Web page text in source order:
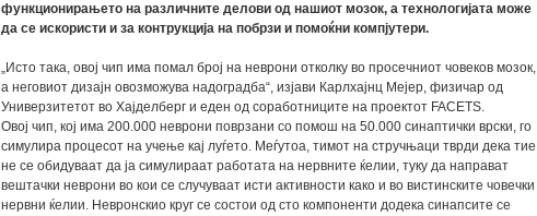
функционирањето на различните делови од нашиот мозок, а технологијата може
да се искористи и за контрукција на побрзи и помоќни компјутери.
„Исто така, овој чип има помал број на неврони отколку во просечниот човеков мозок,
а неговиот дизајн овозможува надоградба“, изјави Карлхајнц Мејер, физичар од
Универзитетот во Хајделберг и еден од соработниците на проектот FACETS.
Овој чип, кој има 200.000 неврони поврзани со помош на 50.000 синаптички врски, го
симулира процесот на учење кај луѓето. Меѓутоа, тимот на стручњаци тврди дека тие
не се обидуваат да ја симулираат работата на нервните ќелии, туку да направат
вештачки неврони во кои се случуваат исти активности како и во вистинските човечки
нервни ќелии. Невронскио круг се состои од сто компоненти додека синапсите се